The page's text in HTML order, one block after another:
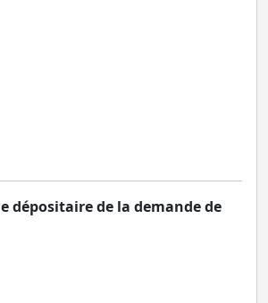
dépositaire de la demande de